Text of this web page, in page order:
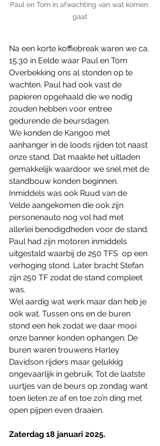
Paul en Tom in afwachting van wat komen
gaat
Na een korte koffiebreak waren we ca.
15.30 in Eelde waar Paul en Tom
Overbekking ons al stonden op te
wachten. Paul had ook vast de
papieren opgehaald die we nodig
zouden hebben voor entree
gedurende de beursdagen.
We konden de Kangoo met
aanhanger in de loods rijden tot naast
onze stand. Dat maakte het uitladen
gemakkelijk waardoor we snel met de
standbouw konden beginnen.
Inmiddels was ook Ruud van de
Velde aangekomen die ook zijn
personenauto nog vol had met
allerlei benodigdheden voor de stand.
Paul had zijn motoren inmiddels
uitgestald waarbij de 250 TFS  op een
verhoging stond. Later bracht Stefan
zijn 250 TF zodat de stand compleet
was.
Wel aardig wat werk maar dan heb je
ook wat. Tussen ons en de buren
stond een hek zodat we daar mooi
onze banner konden ophangen. De
buren waren trouwens Harley
Davidson rijders maar gelukkig
ongevaarlijk in gebruik. Tot de laatste
uurtjes van de beurs op zondag want
toen lieten ze af en toe zo’n ding met
open pijpen even draaien.
Zaterdag 18 januari 2025.